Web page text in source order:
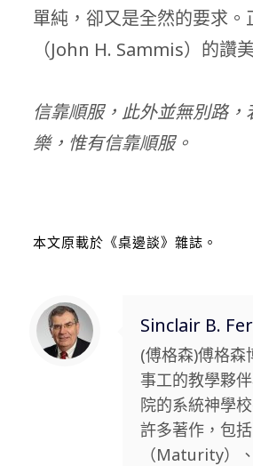
單純，卻又是全然的要求。
（John H. Sammis）的讚
信靠順服，此外並無別路
樂，惟有信靠順服。
本文原載於 《桌邊談》 雜誌。
Sinclair B.
(傅格森)傅格森
事工的教學夥
院的系統神學
許多著作，包括
（Maturity）